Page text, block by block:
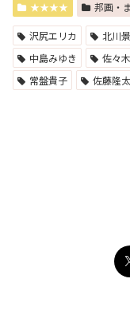
★★★★ 邦画・
沢尻エリカ 北川
中島みゆき
佐々
常盤貴子
佐藤隆太